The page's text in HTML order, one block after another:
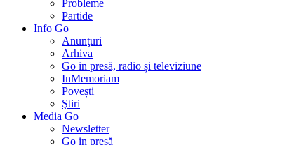
Probleme
Partide
Info Go
Anunţuri
Arhiva
Go in presă, radio și televiziune
InMemoriam
Povești
Ştiri
Media Go
Newsletter
Go in presă